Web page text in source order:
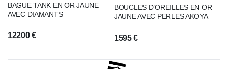
BAGUE TANK EN OR JAUNE
AVEC DIAMANTS
12200€
BOUCLES D’OREILLES EN OR
JAUNE AVEC PERLES AKOYA
1595€